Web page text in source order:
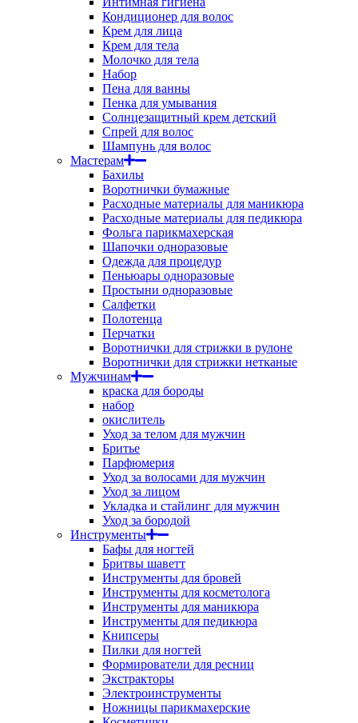
Кондиционер для волос
Крем для лица
Крем для тела
Молочко для тела
Набор
Пена для ванны
Пенка для умывания
Солнцезащитный крем детский
Спрей для волос
Шампунь для волос
Мастерам
Бахилы
Воротнички бумажные
Расходные материалы для маникюра
Расходные материалы для педикюра
Фольга парикмахерская
Шапочки одноразовые
Одежда для процедур
Пеньюары одноразовые
Простыни одноразовые
Салфетки
Полотенца
Перчатки
Воротнички для стрижки в рулоне
Воротнички для стрижки нетканые
Мужчинам
краска для бороды
набор
окислитель
Уход за телом для мужчин
Бритье
Парфюмерия
Уход за волосами для мужчин
Уход за лицом
Укладка и стайлинг для мужчин
Уход за бородой
Инструменты
Бафы для ногтей
Бритвы шаветт
Инструменты для бровей
Инструменты для косметолога
Инструменты для маникюра
Инструменты для педикюра
Книпсеры
Пилки для ногтей
Формирователи для ресниц
Экстракторы
Электроинструменты
Ножницы парикмахерские